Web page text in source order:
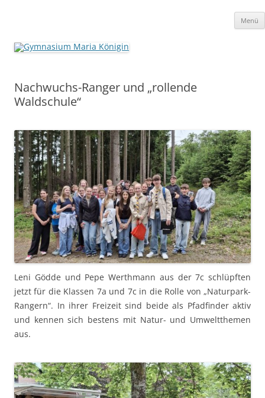
Menü
Nachwuchs-Ranger und „rollende
Waldschule“
Leni Gödde und Pepe Werthmann aus der 7c schlüpften
jetzt für die Klassen 7a und 7c in die Rolle von „Naturpark-
Rangern“. In ihrer Freizeit sind beide als Pfadfinder aktiv
und kennen sich bestens mit Natur- und Umweltthemen
aus.